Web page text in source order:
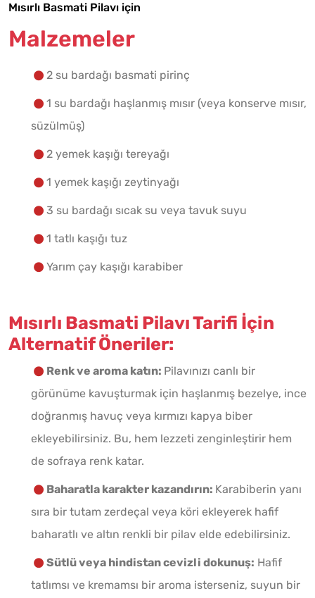
Mısırlı Basmati Pilavı için
Malzemeler
2 su bardağı basmati pirinç
1 su bardağı haşlanmış mısır (veya konserve mısır,
süzülmüş)
2 yemek kaşığı tereyağı
1 yemek kaşığı zeytinyağı
3 su bardağı sıcak su veya tavuk suyu
1 tatlı kaşığı tuz
Yarım çay kaşığı karabiber
Mısırlı Basmati Pilavı Tarifi İçin
Alternatif Öneriler:
Renk ve aroma katın: Pilavınızı canlı bir
görünüme kavuşturmak için haşlanmış bezelye, ince
doğranmış havuç veya kırmızı kapya biber
ekleyebilirsiniz. Bu, hem lezzeti zenginleştirir hem
de sofraya renk katar.
Baharatla karakter kazandırın: Karabiberin yanı
sıra bir tutam zerdeçal veya köri ekleyerek hafif
baharatlı ve altın renkli bir pilav elde edebilirsiniz.
Sütlü veya hindistan cevizli dokunuş: Hafif
tatlımsı ve kremamsı bir aroma isterseniz, suyun bir